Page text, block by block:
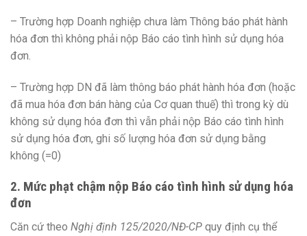
– Trường hợp Doanh nghiệp chưa làm Thông báo phát hành
hóa đơn thì không phải nộp Báo cáo tình hình sử dụng hóa
đơn.
– Trường hợp DN đã làm thông báo phát hành hóa đơn (hoặc
đã mua hóa đơn bán hàng của Cơ quan thuế) thì trong kỳ dù
không sử dụng hóa đơn thì vẫn phải nộp Báo cáo tình hình
sử dụng hóa đơn, ghi số lượng hóa đơn sử dụng bằng
không (=0)
2. Mức phạt chậm nộp Báo cáo tình hình sử dụng hóa
đơn
Căn cứ theo Nghị định 125/2020/NĐ-CP quy định cụ thể